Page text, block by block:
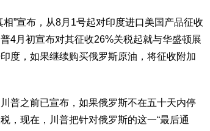
”宣布，从8月1号起对印度进口美国产品征收
4月初宣布对其征收26%关税起就与华盛顿展
度，如果继续购买俄罗斯原油，将征收附加
普之前已宣布，如果俄罗斯不在五十天内停
，现在，川普把针对俄罗斯的这一“最后通